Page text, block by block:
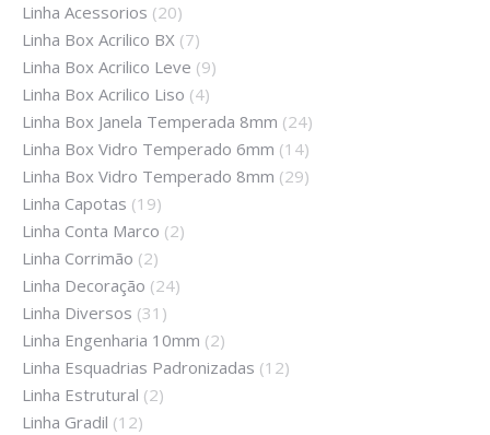
Linha Acessorios (20)
Linha Box Acrilico BX (7)
Linha Box Acrilico Leve (9)
Linha Box Acrilico Liso (4)
Linha Box Janela Temperada 8mm (24)
Linha Box Vidro Temperado 6mm (14)
Linha Box Vidro Temperado 8mm (29)
Linha Capotas (19)
Linha Conta Marco (2)
Linha Corrimão (2)
Linha Decoração (24)
Linha Diversos (31)
Linha Engenharia 10mm (2)
Linha Esquadrias Padronizadas (12)
Linha Estrutural (2)
Linha Gradil (12)